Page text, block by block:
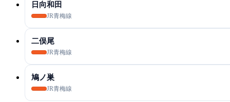
日向和田
JR青梅線
二俣尾
JR青梅線
鳩ノ巣
JR青梅線